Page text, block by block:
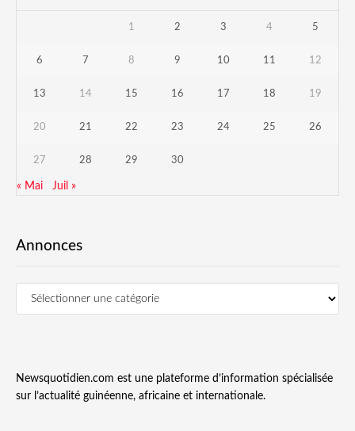
1 2 3 4 5
6 7 8 9 10 11 12
13 14 15 16 17 18 19
20 21 22 23 24 25 26
27 28 29 30
« Mai Juil »
Annonces
Newsquotidien.com est une plateforme d’information spécialisée
sur l’actualité guinéenne, africaine et internationale.